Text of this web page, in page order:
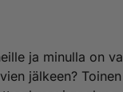
ja minulla on
jälkeen?